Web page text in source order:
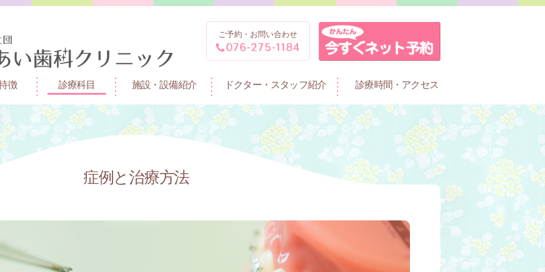
ご予約・お問い合わせ
徴 診療科目 施設・設備紹介 ドクター・スタッフ紹介 診療時間・アクセス
症例と治療方法